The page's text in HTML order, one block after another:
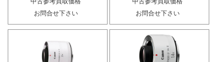
お問合せ下さい
お問合せ下さい